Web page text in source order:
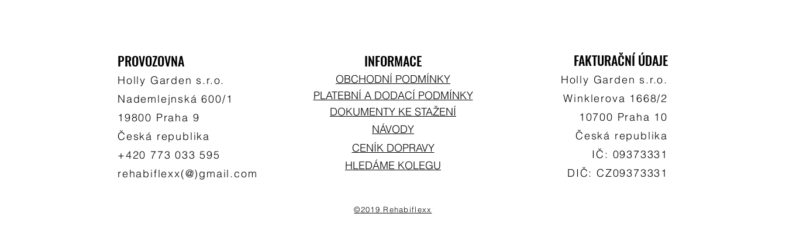
PROVOZOVNA
Holly Garden s.r.o.
Nademlejnská 600/1
19800 Praha 9
Česká republika
+420 773 033 595
rehabiflexx(@)gmail.com
INFORMACE
OBCHODNÍ PODMÍNKY
PLATEBNÍ A DODACÍ PODMÍNKY
DOKUMENTY KE STAŽENÍ
NÁVODY
CENÍK DOPRAVY
HLEDÁME KOLEGU
©2019 Rehabiflexx
FAKTURAČNÍ ÚDAJE
Holly Garden s.r.o.
Winklerova 1668/2
10700 Praha 10
Česká republika
IČ: 09373331
DIČ: CZ09373331